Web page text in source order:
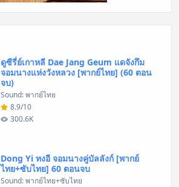
ดูซีรี่ย์เกาหลี Dae Jang Geum แดจังกึม
จอมนางแห่งวังหลวง [พากย์ไทย] (60 ตอน
จบ)
Sound: พากย์ไทย
8.9/10
300.6K
Dong Yi ทงอี จอมนางคู่บัลลังก์ [พากย์
ไทย+ซับไทย] 60 ตอนจบ
Sound: พากย์ไทย+ซับไทย